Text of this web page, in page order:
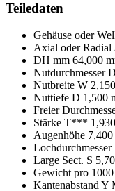
Teiledaten
Gehäuse oder
Axial oder Radial
DH mm 64,000
Nutdurchmesser
Nutbreite W
Nuttiefe D 1,500
Freier
Stärke T***
Augenhöhe
Lochdurchmesser
Large Sect. S
Gewicht pro
Kantenabstand Y